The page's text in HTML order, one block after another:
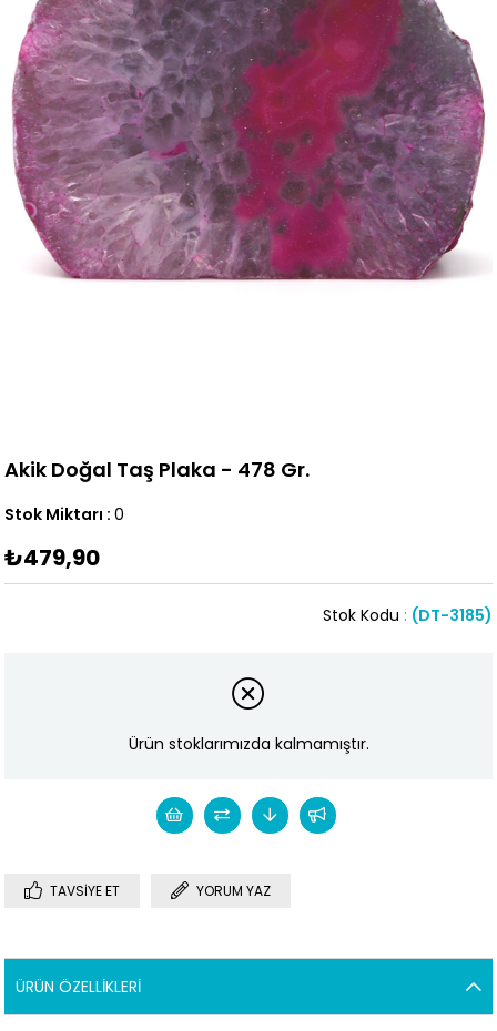
Akik Doğal Taş Plaka - 478 Gr.
Stok Miktarı : 0
₺479,90
(DT-3185)
Stok Kodu
Ürün stoklarımızda kalmamıştır.
TAVSIYE ET YORUM YAZ
ÜRÜN ÖZELLIKLERI